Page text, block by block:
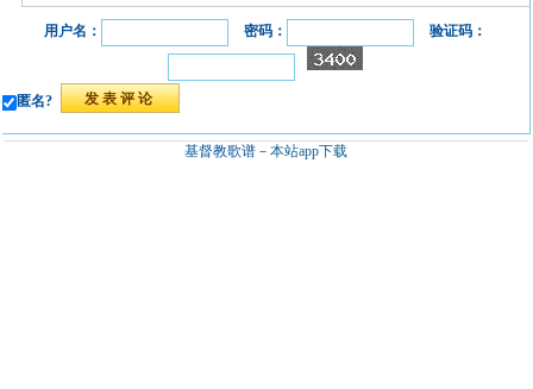
用户名： 密码： 验证码：
匿名?
基督教歌谱－本站app下载